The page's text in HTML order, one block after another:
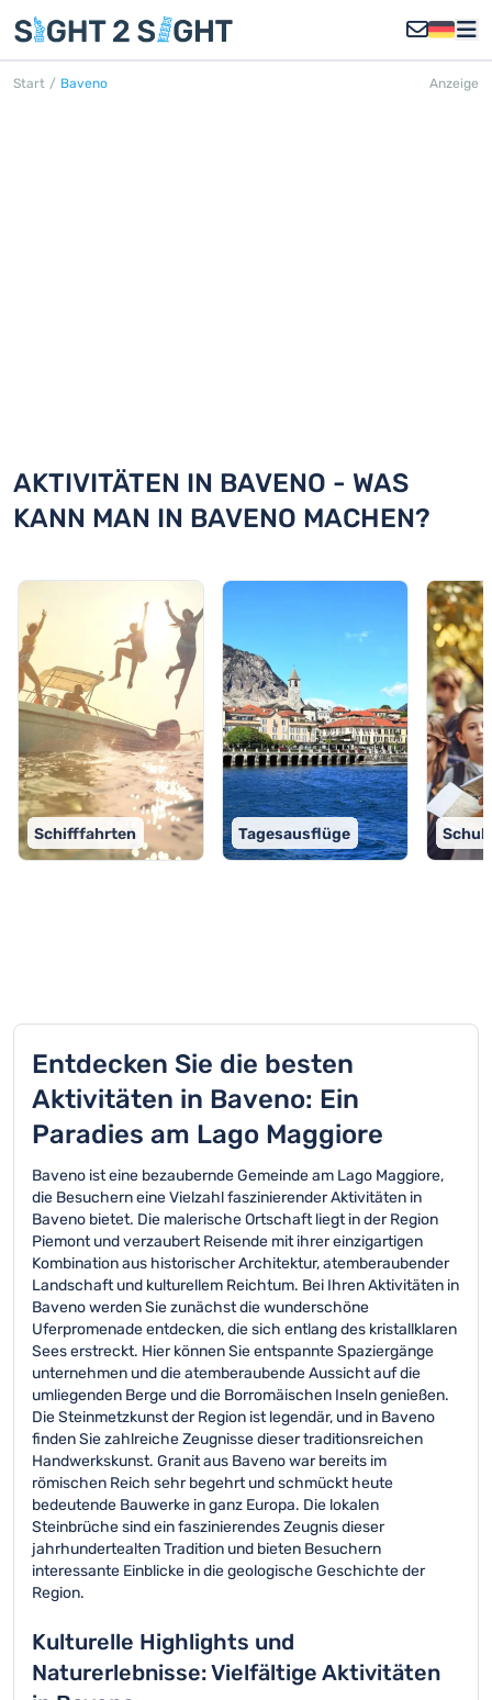
Start / Baveno Anzeige
AKTIVITÄTEN IN BAVENO - WAS
KANN MAN IN BAVENO MACHEN?
Schifffahrten Tagesausflüge
Entdecken Sie die besten
Aktivitäten in Baveno: Ein
Paradies am Lago Maggiore
Baveno ist eine bezaubernde Gemeinde am Lago Maggiore,
die Besuchern eine Vielzahl faszinierender Aktivitäten in
Baveno bietet. Die malerische Ortschaft liegt in der Region
Piemont und verzaubert Reisende mit ihrer einzigartigen
Kombination aus historischer Architektur, atemberaubender
Landschaft und kulturellem Reichtum. Bei Ihren Aktivitäten in
Baveno werden Sie zunächst die wunderschöne
Uferpromenade entdecken, die sich entlang des kristallklaren
Sees erstreckt. Hier können Sie entspannte Spaziergänge
unternehmen und die atemberaubende Aussicht auf die
umliegenden Berge und die Borromäischen Inseln genießen.
Die Steinmetzkunst der Region ist legendär, und in Baveno
finden Sie zahlreiche Zeugnisse dieser traditionsreichen
Handwerkskunst. Granit aus Baveno war bereits im
römischen Reich sehr begehrt und schmückt heute
bedeutende Bauwerke in ganz Europa. Die lokalen
Steinbrüche sind ein faszinierendes Zeugnis dieser
jahrhundertealten Tradition und bieten Besuchern
interessante Einblicke in die geologische Geschichte der
Region.
Kulturelle Highlights und
Naturerlebnisse: Vielfältige Aktivitäten